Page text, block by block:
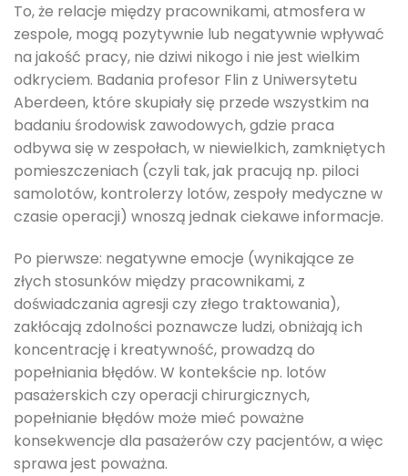
To, że relacje między pracownikami, atmosfera w
zespole, mogą pozytywnie lub negatywnie wpływać
na jakość pracy, nie dziwi nikogo i nie jest wielkim
odkryciem. Badania profesor Flin z Uniwersytetu
Aberdeen, które skupiały się przede wszystkim na
badaniu środowisk zawodowych, gdzie praca
odbywa się w zespołach, w niewielkich, zamkniętych
pomieszczeniach (czyli tak, jak pracują np. piloci
samolotów, kontrolerzy lotów, zespoły medyczne w
czasie operacji) wnoszą jednak ciekawe informacje.
Po pierwsze: negatywne emocje (wynikające ze
złych stosunków między pracownikami, z
doświadczania agresji czy złego traktowania),
zakłócają zdolności poznawcze ludzi, obniżają ich
koncentrację i kreatywność, prowadzą do
popełniania błędów. W kontekście np. lotów
pasażerskich czy operacji chirurgicznych,
popełnianie błędów może mieć poważne
konsekwencje dla pasażerów czy pacjentów, a więc
sprawa jest poważna.